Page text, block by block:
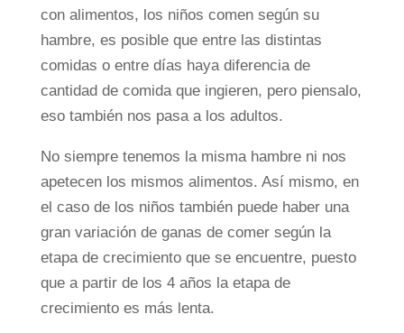
con alimentos, los niños comen según su
hambre, es posible que entre las distintas
comidas o entre días haya diferencia de
cantidad de comida que ingieren, pero piensalo,
eso también nos pasa a los adultos.
No siempre tenemos la misma hambre ni nos
apetecen los mismos alimentos. Así mismo, en
el caso de los niños también puede haber una
gran variación de ganas de comer según la
etapa de crecimiento que se encuentre, puesto
que a partir de los 4 años la etapa de
crecimiento es más lenta.